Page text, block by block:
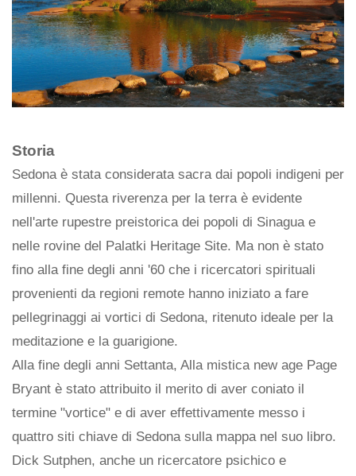
Storia
Sedona è stata considerata sacra dai popoli indigeni per
millenni. Questa riverenza per la terra è evidente
nell'arte rupestre preistorica dei popoli di Sinagua e
nelle rovine del Palatki Heritage Site. Ma non è stato
fino alla fine degli anni '60 che i ricercatori spirituali
provenienti da regioni remote hanno iniziato a fare
pellegrinaggi ai vortici di Sedona, ritenuto ideale per la
meditazione e la guarigione.
Alla fine degli anni Settanta, Alla mistica new age Page
Bryant è stato attribuito il merito di aver coniato il
termine "vortice" e di aver effettivamente messo i
quattro siti chiave di Sedona sulla mappa nel suo libro.
Dick Sutphen, anche un ricercatore psichico e